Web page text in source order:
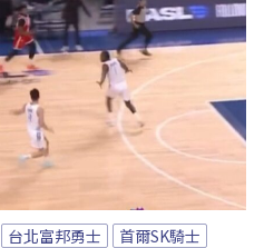
台北富邦勇士 首爾SK騎士